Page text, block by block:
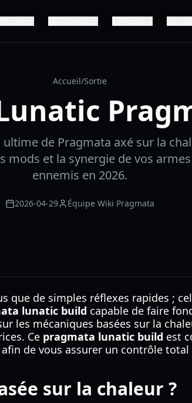
Accueil/Sortie
de Pragmata axé sur la
mods et la synergie de vos
ennemis en 2026.
2026-04-29 Équipe Wiki Pragmata
que de simples réflexes rapides ;
lunatic build capable de faire
les mécaniques basées sur la
Ce pragmata lunatic build est
de vous assurer un contrôle
sur la chaleur ?